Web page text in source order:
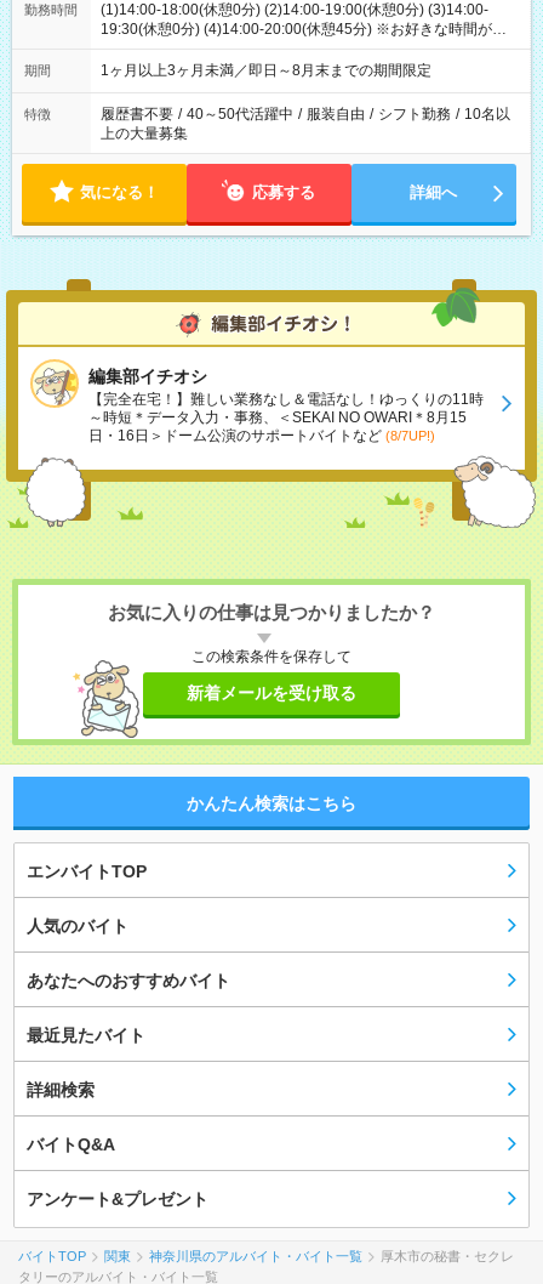
勤務時間
(1)14:00-18:00(休憩0分) (2)14:00-19:00(休憩0分) (3)14:00-
19:30(休憩0分) (4)14:00-20:00(休憩45分) ※お好きな時間が選べ
ます
期間 1ヶ月以上3ヶ月未満／即日～8月末までの期間限定
特徴 履歴書不要 / 40～50代活躍中 / 服装自由 / シフト勤務 / 10名以
上の大量募集
気になる！ 応募する 詳細へ
編集部イチオシ
【完全在宅！】難しい業務なし＆電話なし！ゆっくりの11時
～時短＊データ入力・事務、＜SEKAI NO OWARI＊8月15
日・16日＞ドーム公演のサポートバイトなど (8/7UP!)
お気に入りの仕事は見つかりましたか？
この検索条件を保存して
新着メールを受け取る
かんたん検索はこちら
エンバイトTOP
人気のバイト
あなたへのおすすめバイト
最近見たバイト
詳細検索
バイトQ&A
アンケート&プレゼント
バイトTOP 関東 神奈川県のアルバイト・バイト一覧
厚木市の秘書・セクレ
タリーのアルバイト・バイト一覧